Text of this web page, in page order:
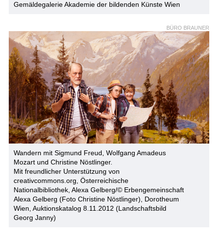
Gemäldegalerie Akademie der bildenden Künste Wien
Wandern mit Sigmund Freud, Wolfgang Amadeus
Mozart und Christine Nöstlinger.
Mit freundlicher Unterstützung von
creativcommons.org, Österreichische
Nationalbibliothek, Alexa Gelberg/© Erbengemeinschaft
Alexa Gelberg (Foto Christine Nöstlinger), Dorotheum
Wien, Auktionskatalog 8.11.2012 (Landschaftsbild
Georg Janny)
BÜRO BRAUNER